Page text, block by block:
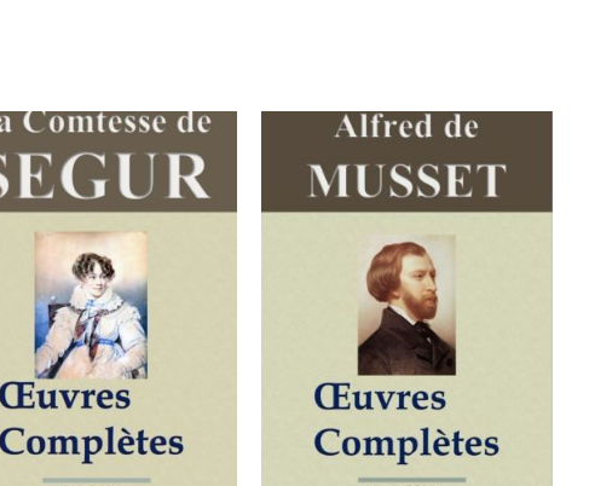
AJOUTER AU PANIER
DÉTAILS
AJOUTER AU PANIER
DÉTAILS